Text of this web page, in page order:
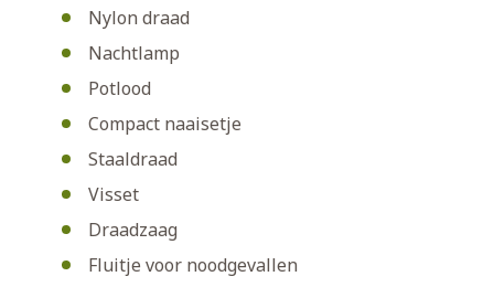
Nylon draad
Nachtlamp
Potlood
Compact naaisetje
Staaldraad
Visset
Draadzaag
Fluitje voor noodgevallen